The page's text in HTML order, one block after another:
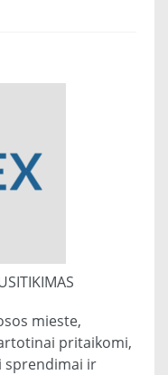
mieste,
pritaikomi,
sprendimai ir